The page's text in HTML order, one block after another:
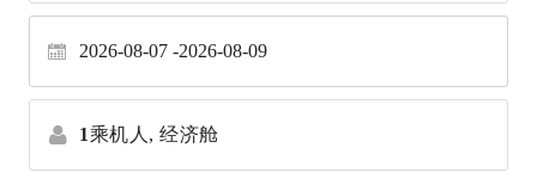
2026-08-07 2026-08-09
1乘机人, 经济舱